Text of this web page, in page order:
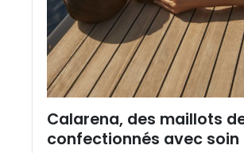
Calarena, des maillots
confectionnés avec soin